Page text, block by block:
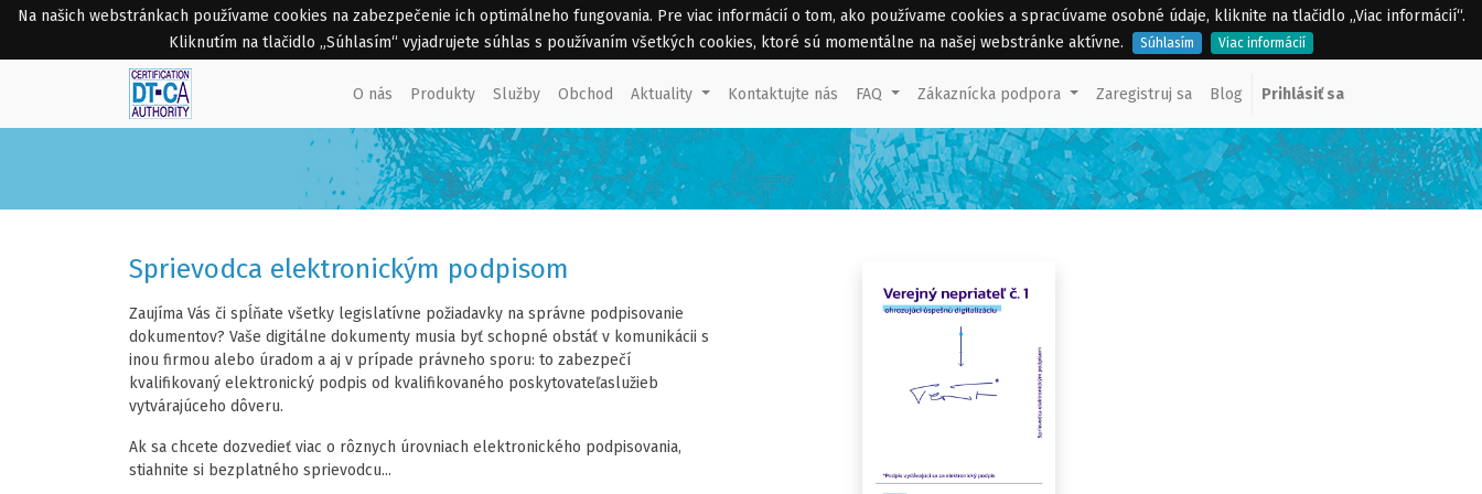
Na našich webstránkach používame cookies na zabezpečenie ich optimálneho fungovania. Pre viac informácií o tom, ako používame cookies a spracúvame osobné údaje, kliknite na tlačidlo „Viac informácií“.
Kliknutím na tlačidlo „Súhlasím“ vyjadrujete súhlas s používaním všetkých cookies, ktoré sú momentálne na našej webstránke aktívne.
Súhlasím Viac informácií
O nás Produkty Služby Obchod Aktuality Kontaktujte nás FAQ Zákaznícka podpora Zaregistruj sa Blog Prihlásiť sa
Sprievodca elektronickým podpisom
Zaujíma Vás či spĺňate všetky legislatívne požiadavky na správne podpisovanie
dokumentov? Vaše digitálne dokumenty musia byť schopné obstáť v komunikácii s
inou firmou alebo úradom a aj v prípade právneho sporu: to zabezpečí
kvalifikovaný elektronický podpis od kvalifikovaného poskytovateľaslužieb
vytvárajúceho dôveru.
Ak sa chcete dozvedieť viac o rôznych úrovniach elektronického podpisovania,
stiahnite si bezplatného sprievodcu...